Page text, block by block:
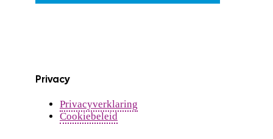
Privacy
Privacyverklaring
Cookiebeleid